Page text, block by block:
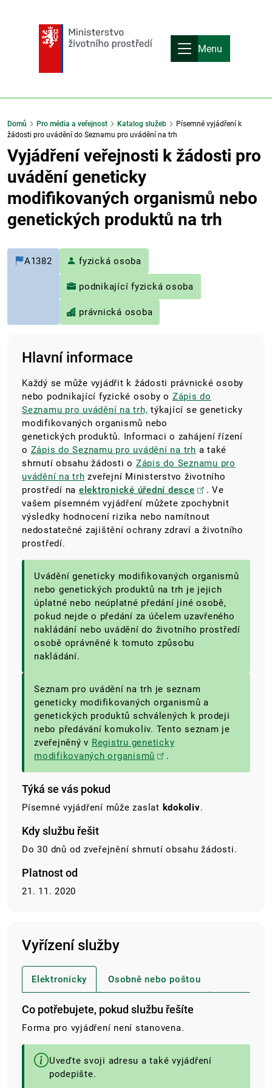
Menu
Domů Pro média a veřejnost Katalog služeb
Písemné vyjádření k
žádosti pro uvádění do Seznamu pro uvádění na trh
Vyjádření veřejnosti k žádosti pro
uvádění geneticky
modifikovaných organismů nebo
genetických produktů na trh
A1382 fyzická osoba
podnikající fyzická osoba
právnická osoba
Hlavní informace
Každý se může vyjádřit k žádosti právnické osoby
nebo podnikající fyzické osoby o Zápis do
Seznamu pro uvádění na trh, týkající se geneticky
modifikovaných organismů nebo
genetických produktů. Informaci o zahájení řízení
o Zápis do Seznamu pro uvádění na trh a také
shrnutí obsahu žádosti o Zápis do Seznamu pro
uvádění na trh zveřejní Ministerstvo životního
prostředí na elektronické úřední desce
. Ve
vašem písemném vyjádření můžete zpochybnit
výsledky hodnocení rizika nebo namítnout
nedostatečné zajištění ochrany zdraví a životního
prostředí.
Uvádění geneticky modifikovaných organismů
nebo genetických produktů na trh je jejich
úplatné nebo neúplatné předání jiné osobě,
pokud nejde o předání za účelem uzavřeného
nakládání nebo uvádění do životního prostředí
osobě oprávněné k tomuto způsobu
nakládání.
Seznam pro uvádění na trh je seznam
geneticky modifikovaných organismů a
genetických produktů schválených k prodeji
nebo předávání komukoliv. Tento seznam je
zveřejněný v Registru geneticky
modifikovaných organismů
.
Týká se vás pokud
Písemné vyjádření může zaslat kdokoliv.
Kdy službu řešit
Do 30 dnů od zveřejnění shrnutí obsahu žádosti.
Platnost od
21. 11. 2020
Vyřízení služby
Elektronicky Osobně nebo poštou
Co potřebujete, pokud službu řešíte
Forma pro vyjádření není stanovena.
Uveďte svoji adresu a také vyjádření
podepište.